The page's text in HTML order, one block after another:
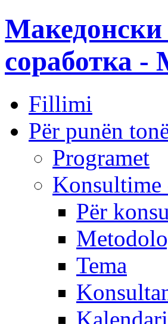
Македонски
соработка
Fillimi
Për punën
Programet
Konsultime
Për
Tema
Kalendari